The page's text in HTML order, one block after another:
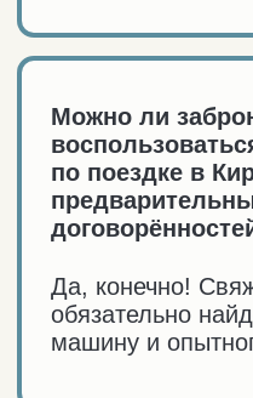
ОГРНИП 320519000020291, ИНН
519057676569
Дата присвоения ОГРНИП:
02.11.2020
Мы в социальных сетях
Telegram-канал